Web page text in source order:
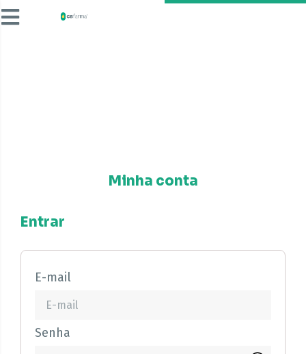
Minha conta
Entrar
E-mail
Senha